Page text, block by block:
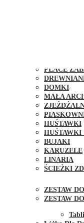
PLACE
DOMKI
MAŁA
HUŚTAWKI
HUŚTAWKI
BUJAKI
KARUZELE
LINARIA
ŚCIEŻKI
ZESTAW
ZESTAW